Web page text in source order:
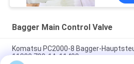
Bagger Main Control Valve
Komatsu PC2000-8 Bagger-
11300 709-1A-11400